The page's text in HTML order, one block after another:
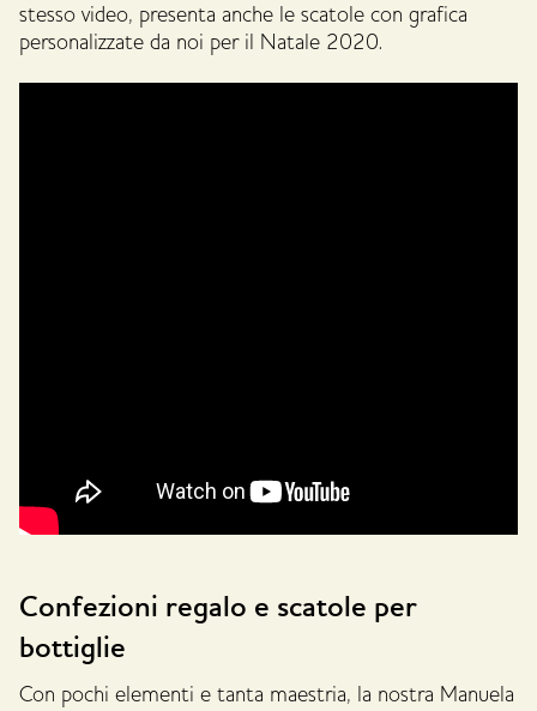
stesso video, presenta anche le scatole con grafica
personalizzate da noi per il Natale 2020.
Confezioni regalo e scatole per
bottiglie
Con pochi elementi e tanta maestria, la nostra Manuela